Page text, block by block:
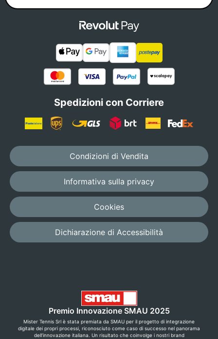
Spedizioni con Corriere
Condizioni di Vendita
Informativa sulla privacy
Cookies
Dichiarazione di Accessibilità
Premio Innovazione SMAU 2025
Mister Tennis Srl è stata premiata da SMAU per il progetto di integrazione
digitale dei propri processi, riconosciuto come caso di successo nel panorama
dell’innovazione italiana. Un risultato che coinvolge i nostri brand